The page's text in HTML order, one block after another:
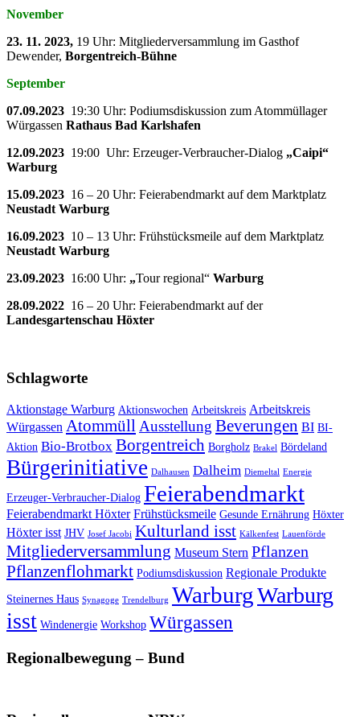
November
23. 11. 2023, 19 Uhr: Mitgliederversammlung im Gasthof
Dewender, Borgentreich-Bühne
September
07.09.2023 19:30 Uhr: Podiumsdiskussion zum Atommüllager
Würgassen Rathaus Bad Karlshafen
12.09.2023 19:00 Uhr: Erzeuger-Verbraucher-Dialog „Caipi“
Warburg
15.09.2023 16 – 20 Uhr: Feierabendmarkt auf dem Marktplatz
Neustadt Warburg
16.09.2023 10 – 13 Uhr: Frühstücksmeile auf dem Marktplatz
Neustadt Warburg
23.09.2023 16:00 Uhr: „Tour regional“ Warburg
28.09.2022 16 – 20 Uhr: Feierabendmarkt auf der
Landesgartenschau Höxter
Schlagworte
Aktionstage Warburg Aktionswochen Arbeitskreis Arbeitskreis
Würgassen Atommüll Ausstellung Beverungen BI BI-
Aktion Bio-Brotbox Borgentreich Borgholz Brakel Bördeland
Bürgerinitiative Dalhausen Dalheim Diemeltal Energie
Erzeuger-Verbraucher-Dialog Feierabendmarkt
Feierabendmarkt Höxter Frühstücksmeile Gesunde Ernährung Höxter
Höxter isst JHV Josef Jacobi Kulturland isst Kälkenfest Lauenförde
Mitgliederversammlung Museum Stern Pflanzen
Pflanzenflohmarkt Podiumsdiskussion Regionale Produkte
Steinernes Haus Synagoge Trendelburg WarburgWarburg
isst Windenergie Workshop Würgassen
Regionalbewegung – Bund